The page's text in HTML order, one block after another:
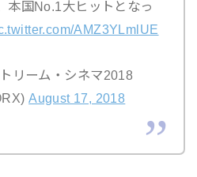
本国No.1大ヒットとなっ
AMZ3YLmlUE
リーム・シネマ2018
August 17, 2018